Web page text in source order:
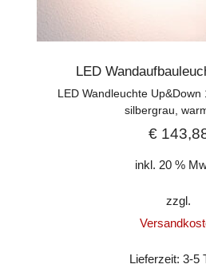
LED
LED Wandleuchte Up&Down
silbergrau,
€
inkl. 20 %
zzgl.
Lieferzeit:3-5